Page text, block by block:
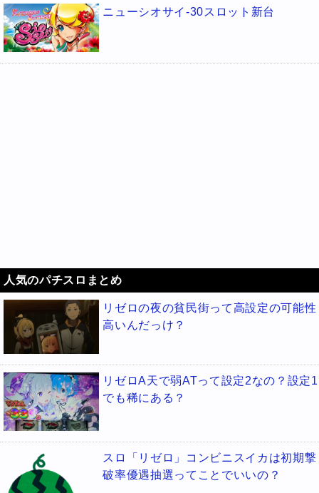
ニューシオサイ-30スロット新台
人気のパチスロまとめ
リゼロの夜の貧民街って高設定の可能性
高いんだっけ？
リゼロA天で弱ATって設定2なの？設定1
でも稀にある？
スロ「リゼロ」コンビニスイカは初期撃
破率優遇抽選ってことでいいの？